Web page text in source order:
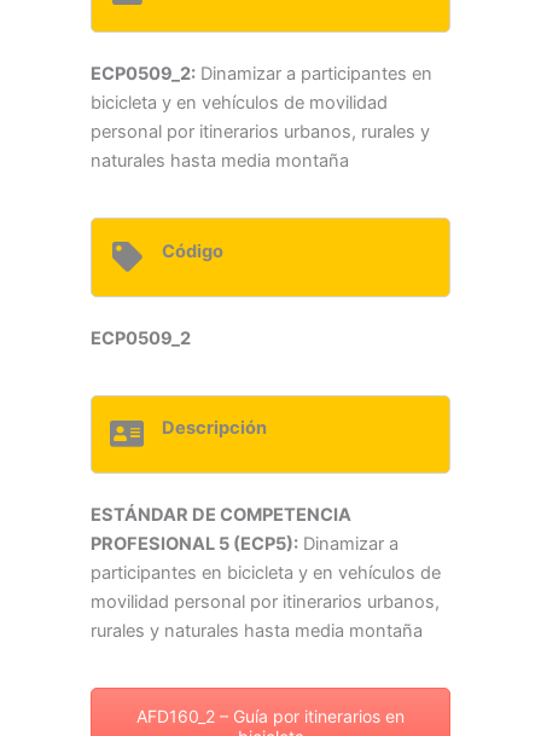
ECP0509_2: Dinamizar a participantes en
bicicleta y en vehículos de movilidad
personal por itinerarios urbanos, rurales y
naturales hasta media montaña
Código
ECP0509_2
Descripción
ESTÁNDAR DE COMPETENCIA
PROFESIONAL 5 (ECP5): Dinamizar a
participantes en bicicleta y en vehículos de
movilidad personal por itinerarios urbanos,
rurales y naturales hasta media montaña
AFD160_2 – Guía por itinerarios en